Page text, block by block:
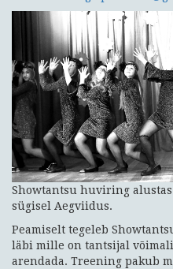
Showtantsu huviring alustas
sügisel Aegviidus.
Peamiselt tegeleb
läbi mille on tantsijal
arendada. Treening pakub